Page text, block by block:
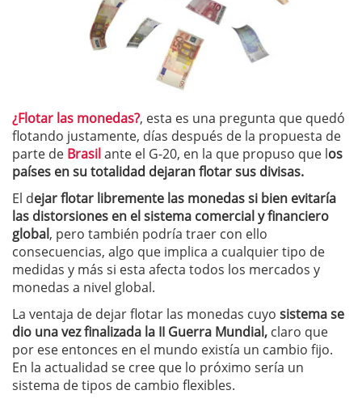
¿Flotar las monedas?, esta es una pregunta que quedó
flotando justamente, días después de la propuesta de
parte de Brasilante el G-20, en la que propuso que los
países en su totalidad dejaran flotar sus divisas.
El dejar flotar libremente las monedas si bien evitaría
las distorsiones en el sistema comercial y financiero
global, pero también podría traer con ello
consecuencias, algo que implica a cualquier tipo de
medidas y más si esta afecta todos los mercados y
monedas a nivel global.
La ventaja de dejar flotar las monedas cuyo sistema se
dio una vez finalizada la II Guerra Mundial, claro que
por ese entonces en el mundo existía un cambio fijo.
En la actualidad se cree que lo próximo sería un
sistema de tipos de cambio flexibles.